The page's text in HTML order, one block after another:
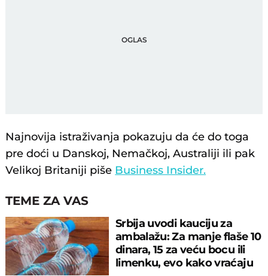
Najnovija istraživanja pokazuju da će do toga
pre doći u Danskoj, Nemačkoj, Australiji ili pak
Velikoj Britaniji piše Business Insider.
TEME ZA VAS
Srbija uvodi kauciju za
ambalažu: Za manje flaše 10
dinara, 15 za veću bocu ili
limenku, evo kako vraćaju